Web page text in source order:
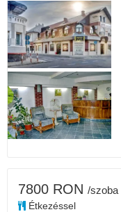
7800 RON /szoba
Étkezéssel